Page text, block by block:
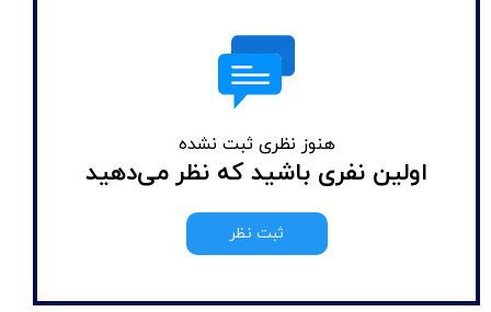
هنوز نظری ثبت نشده
اولین نفری باشید که نظر می‌دهید
ثبت نظر